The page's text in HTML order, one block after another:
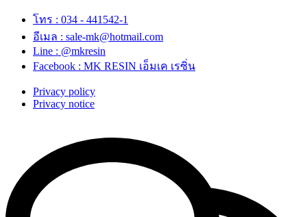
โทร : 034 - 441542-1
อีเมล : sale-mk@hotmail.com
Line : @mkresin
Facebook : MK RESIN เอ็มเค เรซิ่น
Privacy policy
Privacy notice